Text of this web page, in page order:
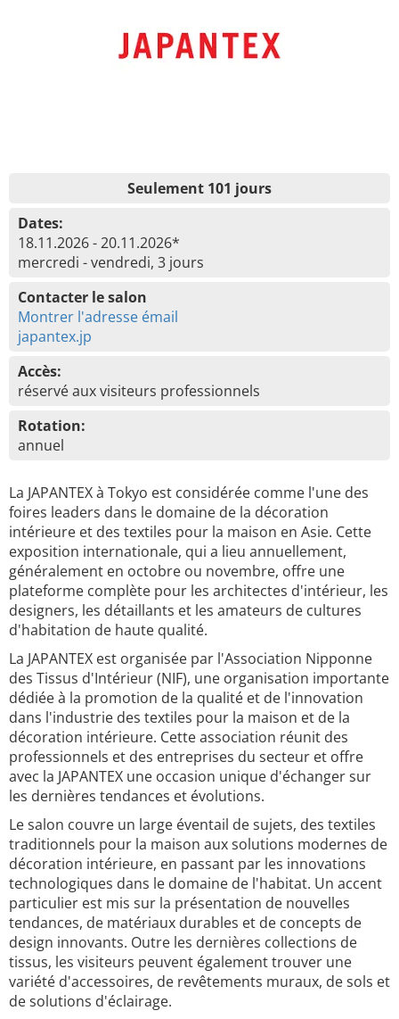
Seulement 101 jours
Dates:
18.11.2026 - 20.11.2026*
mercredi - vendredi, 3 jours
Contacter le salon
Montrer l'adresse émail
japantex.jp
Accès:
réservé aux visiteurs professionnels
Rotation:
annuel
La JAPANTEX à Tokyo est considérée comme l'une des
foires leaders dans le domaine de la décoration
intérieure et des textiles pour la maison en Asie. Cette
exposition internationale, qui a lieu annuellement,
généralement en octobre ou novembre, offre une
plateforme complète pour les architectes d'intérieur, les
designers, les détaillants et les amateurs de cultures
d'habitation de haute qualité.
La JAPANTEX est organisée par l'Association Nipponne
des Tissus d'Intérieur (NIF), une organisation importante
dédiée à la promotion de la qualité et de l'innovation
dans l'industrie des textiles pour la maison et de la
décoration intérieure. Cette association réunit des
professionnels et des entreprises du secteur et offre
avec la JAPANTEX une occasion unique d'échanger sur
les dernières tendances et évolutions.
Le salon couvre un large éventail de sujets, des textiles
traditionnels pour la maison aux solutions modernes de
décoration intérieure, en passant par les innovations
technologiques dans le domaine de l'habitat. Un accent
particulier est mis sur la présentation de nouvelles
tendances, de matériaux durables et de concepts de
design innovants. Outre les dernières collections de
tissus, les visiteurs peuvent également trouver une
variété d'accessoires, de revêtements muraux, de sols et
de solutions d'éclairage.